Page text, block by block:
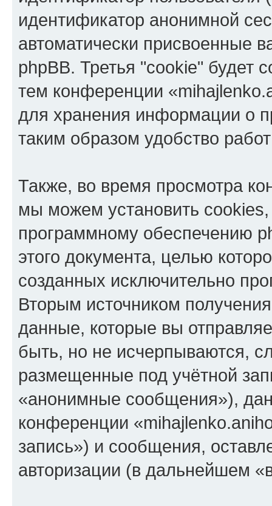
идентификатор анонимной
автоматически присвоенные
phpBB. Третья "cookie" будет
тем конференции
для хранения информации о
таким образом удобство
Также, во время просмотра
мы можем установить
программному обеспечению
этого документа, целью
созданных исключительно
Вторым источником
данные, которые вы
быть, но не исчерпываются,
размещенные под учётной
«анонимные сообщения»),
конференции
запись») и сообщения,
авторизации (в дальнейшем